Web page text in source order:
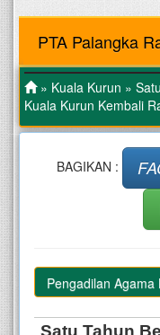
PTA Palangka
» Kuala Kurun »
Kuala Kurun Kembali
BAGIKAN :
Pengadilan Agama Kuala
Satu Tahun